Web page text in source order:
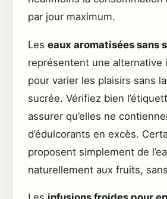
par jour maximum.
Les eaux aromatisées sans
représentent une alternative
pour varier les plaisirs sans
sucrée. Vérifiez bien
assurer qu’elles ne
d’édulcorants en excès.
proposent simplement de
naturellement aux fruits,